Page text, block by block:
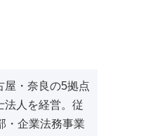
屋・奈良の5拠点
法人を経営。従
・企業法務事業